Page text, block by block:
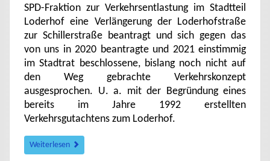
SPD-Fraktion zur Verkehrsentlastung im Stadtteil
Loderhof eine Verlängerung der Loderhofstraße
zur Schillerstraße beantragt und sich gegen das
von uns in 2020 beantragte und 2021 einstimmig
im Stadtrat beschlossene, bislang noch nicht auf
den Weg gebrachte Verkehrskonzept
ausgesprochen. U. a. mit der Begründung eines
bereits im Jahre 1992 erstellten
Verkehrsgutachtens zum Loderhof.
Weiterlesen